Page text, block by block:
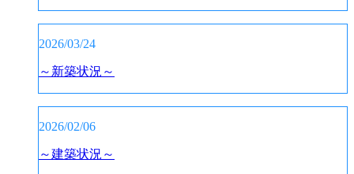
2026/03/24
～新築状況～
2026/02/06
～建築状況～